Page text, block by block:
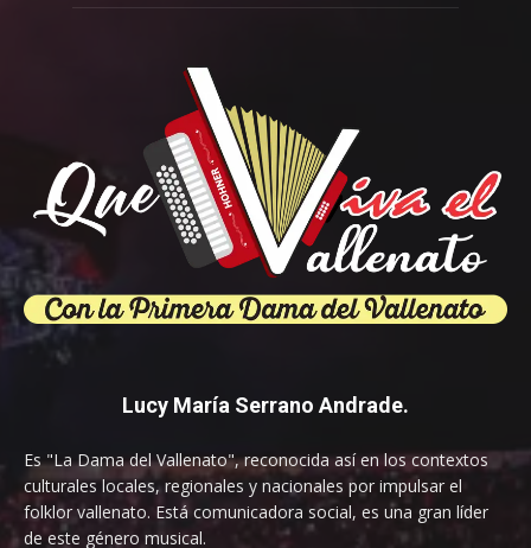
Lucy María Serrano Andrade.
Es "La Dama del Vallenato", reconocida así en los contextos
culturales locales, regionales y nacionales por impulsar el
folklor vallenato. Está comunicadora social, es una gran líder
de este género musical.